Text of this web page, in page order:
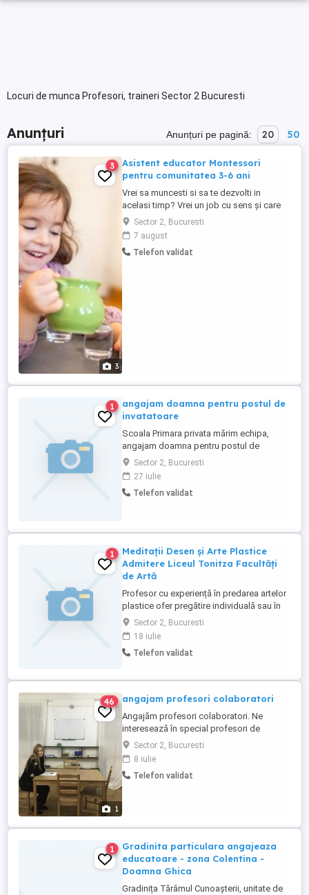
Locuri de munca Profesori, traineri Sector 2 Bucuresti
Anunțuri Anunțuri pe pagină: 20 50
3
3
Asistent educator Montessori
pentru comunitatea 3-6 ani
Vrei sa muncesti si sa te dezvolti in
acelasi timp? Vrei un job cu sens și care
sa-ti permita sa-ti faci planuri pe termen
lung? Echipa Monterra se mareste!
Cautam colegi care sa impartaseasca
valorile noastre in relatia cu copiii:
Sector 2, Bucuresti
7 august
Telefon validat
1
angajam doamna pentru postul de
invatatoare
Scoala Primara privata mărim echipa,
angajam doamna pentru postul de
invatatoare.
Sector 2, Bucuresti
27 iulie
Telefon validat
1
Meditații Desen și Arte Plastice
Admitere Liceul Tonitza Facultăți
de Artă
Profesor cu experiență în predarea artelor
plastice ofer pregătire individuală sau în
grupe restrânse pentru admiterea la Liceul
de Arte Plastice Nicolae Tonitza ,
Universitatea Națională de Arte și alte
instituții de profil. Cursurile sunt adaptate
avansat, ...
Sector 2, Bucuresti
18 iulie
Telefon validat
1
46 angajam profesori colaboratori
Angajăm profesori colaboratori. Ne
interesează în special profesori de
matematică (cu sau fără experiență -
inclusiv studenți în ani terminali sau la
mater) și profesori de limba germană (cu
experiență și studii în domeniu). De
Sector 2, Bucuresti
8 iulie
Telefon validat
1
Gradinita particulara angajeaza
educatoare - zona Colentina -
Doamna Ghica
Gradinița Tărâmul Cunoașterii, unitate de